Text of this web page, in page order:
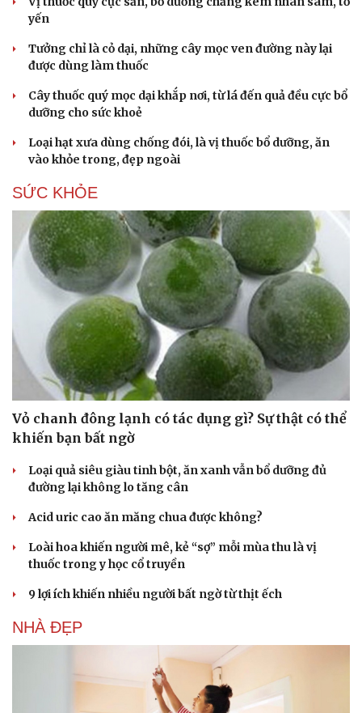
Cải chính
yến
Tưởng chỉ là cỏ dại, những cây mọc ven đường này lại
được dùng làm thuốc
Cây thuốc quý mọc dại khắp nơi, từ lá đến quả đều cực bổ
dưỡng cho sức khoẻ
Loại hạt xưa dùng chống đói, là vị thuốc bổ dưỡng, ăn
vào khỏe trong, đẹp ngoài
SỨC KHỎE
Vỏ chanh đông lạnh có tác dụng gì? Sự thật có thể
khiến bạn bất ngờ
Loại quả siêu giàu tinh bột, ăn xanh vẫn bổ dưỡng đủ
đường lại không lo tăng cân
Acid uric cao ăn măng chua được không?
Loài hoa khiến người mê, kẻ “sợ” mỗi mùa thu là vị
thuốc trong y học cổ truyền
9 lợi ích khiến nhiều người bất ngờ từ thịt ếch
NHÀ ĐẸP